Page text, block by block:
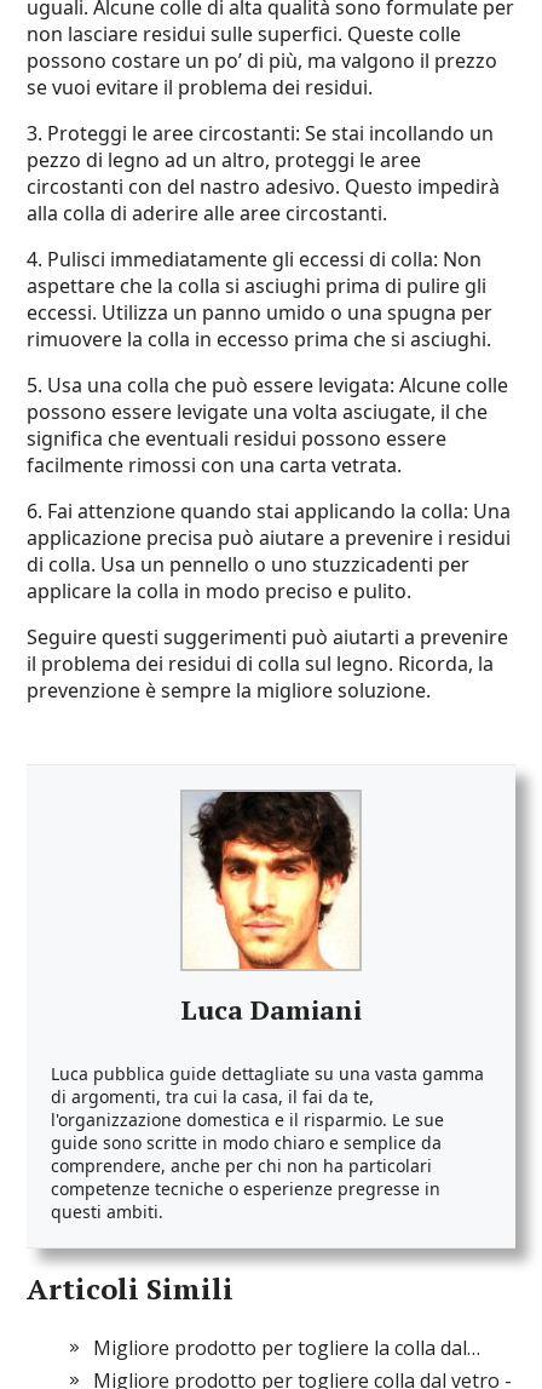
uguali. Alcune colle di alta qualità sono formulate per
non lasciare residui sulle superfici. Queste colle
possono costare un po’ di più, ma valgono il prezzo
se vuoi evitare il problema dei residui.
3. Proteggi le aree circostanti: Se stai incollando un
pezzo di legno ad un altro, proteggi le aree
circostanti con del nastro adesivo. Questo impedirà
alla colla di aderire alle aree circostanti.
4. Pulisci immediatamente gli eccessi di colla: Non
aspettare che la colla si asciughi prima di pulire gli
eccessi. Utilizza un panno umido o una spugna per
rimuovere la colla in eccesso prima che si asciughi.
5. Usa una colla che può essere levigata: Alcune colle
possono essere levigate una volta asciugate, il che
significa che eventuali residui possono essere
facilmente rimossi con una carta vetrata.
6. Fai attenzione quando stai applicando la colla: Una
applicazione precisa può aiutare a prevenire i residui
di colla. Usa un pennello o uno stuzzicadenti per
applicare la colla in modo preciso e pulito.
Seguire questi suggerimenti può aiutarti a prevenire
il problema dei residui di colla sul legno. Ricorda, la
prevenzione è sempre la migliore soluzione.
Luca Damiani
Luca pubblica guide dettagliate su una vasta gamma
di argomenti, tra cui la casa, il fai da te,
l'organizzazione domestica e il risparmio. Le sue
guide sono scritte in modo chiaro e semplice da
comprendere, anche per chi non ha particolari
competenze tecniche o esperienze pregresse in
questi ambiti.
Articoli Simili
Migliore prodotto per togliere la colla dal…
Migliore prodotto per togliere colla dal vetro -